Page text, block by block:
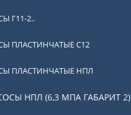
Г11-2..
ПЛАСТИНЧАТЫЕ С12
ПЛАСТИНЧАТЫЕ НПЛ
НПЛ (6,3 МПА ГАБАРИТ 2)